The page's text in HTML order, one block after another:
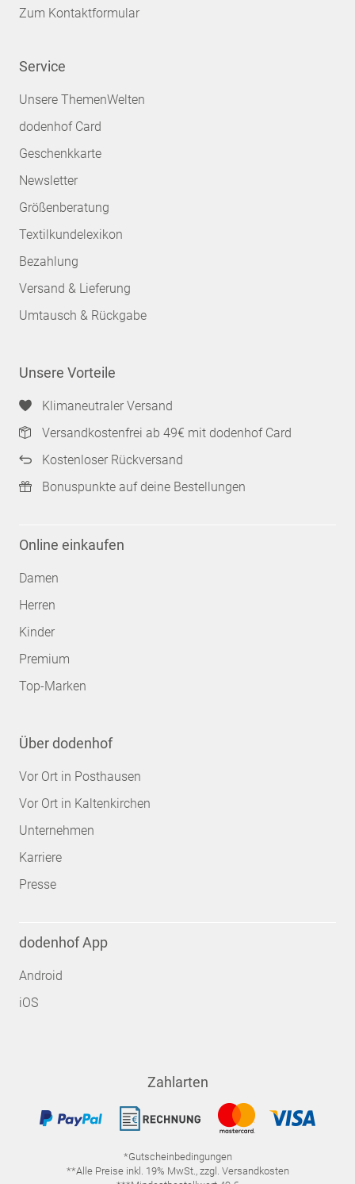
Zum Kontaktformular
Service
Unsere ThemenWelten
dodenhof Card
Geschenkkarte
Newsletter
Größenberatung
Textilkundelexikon
Bezahlung
Versand & Lieferung
Umtausch & Rückgabe
Unsere Vorteile
Klimaneutraler Versand
Versandkostenfrei ab 49€ mit dodenhof Card
Kostenloser Rückversand
Bonuspunkte auf deine Bestellungen
Online einkaufen
Damen
Herren
Kinder
Premium
Top-Marken
Über dodenhof
Vor Ort in Posthausen
Vor Ort in Kaltenkirchen
Unternehmen
Karriere
Presse
dodenhof App
Android
iOS
Zahlarten
*Gutscheinbedingungen
**Alle Preise inkl. 19% MwSt., zzgl. Versandkosten